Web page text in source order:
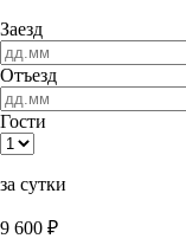
Заезд
Отъезд
Гости
за сутки
9 600 ₽